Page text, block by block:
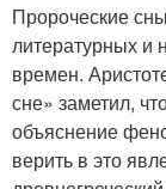
Пророческие
литературных и
времен.
сне» заметил,
объяснение
верить в это